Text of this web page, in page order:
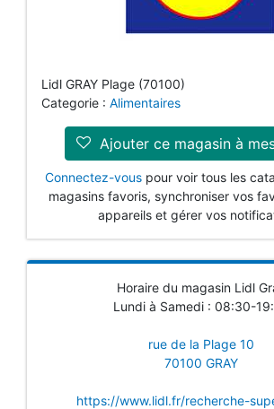
Lidl GRAY Plage (70100)
Categorie : Alimentaires
Ajouter ce magasin à
Connectez-vous pour voir tous les
magasins favoris, synchroniser vos
appareils et gérer vos
Horaire du magasin Lidl
Lundi à Samedi : 08:30-
rue de la Plage 10
70100 GRAY
https://www.lidl.fr/recherche-